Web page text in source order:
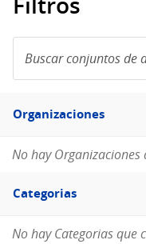
conjuntos
de
Filtro
Organizaciones
No hay
Filtro
Categorias
Categorias
No hay Categorias que